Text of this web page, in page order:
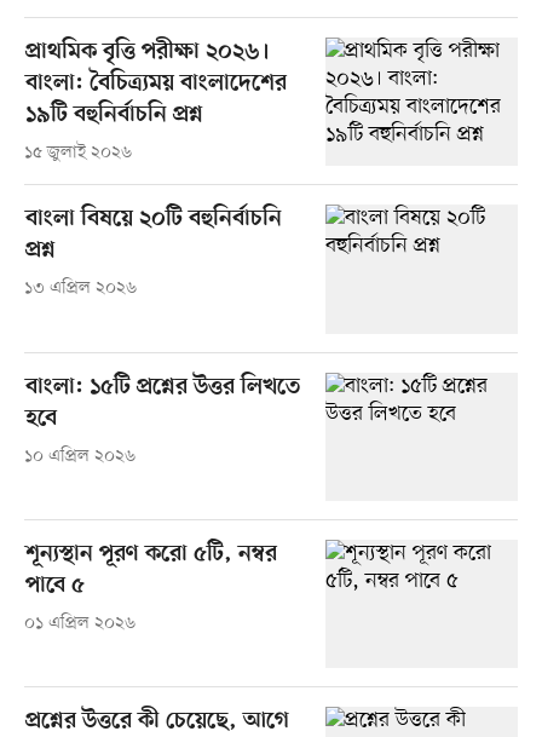
প্রাথমিক বৃত্তি পরীক্ষা ২০২৬।
বাংলা: বৈচিত্র্যময় বাংলাদেশের
১৯টি বহুনির্বাচনি প্রশ্ন
১৫ জুলাই ২০২৬
বাংলা বিষয়ে ২০টি বহুনির্বাচনি
প্রশ্ন
১৩ এপ্রিল ২০২৬
বাংলা: ১৫টি প্রশ্নের উত্তর লিখতে
হবে
১০ এপ্রিল ২০২৬
শূন্যস্থান পূরণ করো ৫টি, নম্বর
পাবে ৫
০১ এপ্রিল ২০২৬
প্রশ্নের উত্তরে কী চেয়েছে, আগে